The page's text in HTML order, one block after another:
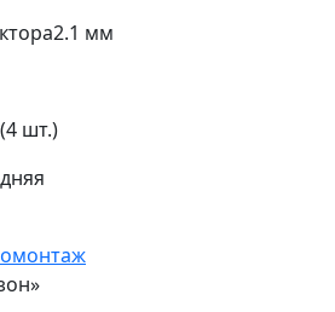
2.1 мм
шт.)